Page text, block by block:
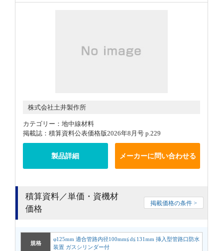
株式会社土井製作所
カテゴリー：地中線材料
掲載誌：積算資料公表価格版2026年8月号 p.229
製品詳細 メーカーに問い合わせる
積算資料／単価・資機材
価格
掲載価格の条件 >
規格
φ125mm 適合管路内径100mm≦d≦131mm 挿入型管路口防水
装置 ガスシリンダー付